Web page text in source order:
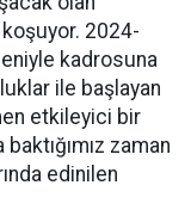
2024-
kadrosuna
ile başlayan
etkileyici bir
zaman
edinilen